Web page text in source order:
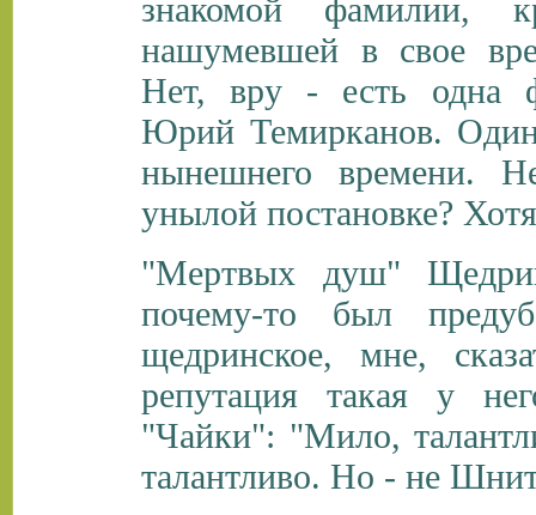
знакомой фамилии,
нашумевшей в свое
Нет, вру - есть одна
Юрий Темирканов.
нынешнего времени.
унылой постановке?
"Мертвых душ"
почему-то был
щедринское, мне,
репутация такая у
"Чайки": "Мило,
талантливо. Но - не